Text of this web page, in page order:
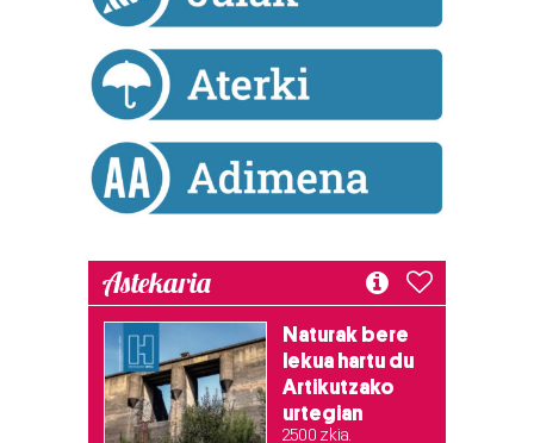
Astekaria
Naturak bere
lekua hartu du
Artikutzako
urtegian
2.500 zkia.